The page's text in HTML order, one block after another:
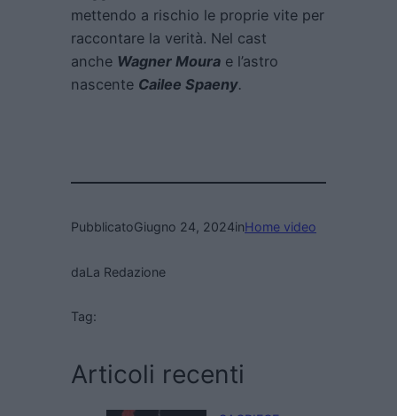
mettendo a rischio le proprie vite per
raccontare la verità. Nel cast
anche Wagner Moura e l’astro
nascente Cailee Spaeny.
PubblicatoGiugno 24, 2024inHome video
daLa Redazione
Tag:
Articoli recenti